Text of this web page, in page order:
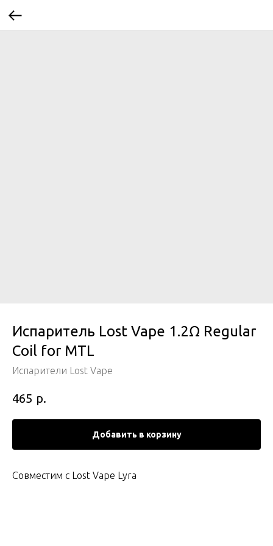
Испаритель Lost Vape 1.2Ω Regular
Coil for MTL
Испарители Lost Vape
465 р.
Добавить в корзину
Совместим с Lost Vape Lyra